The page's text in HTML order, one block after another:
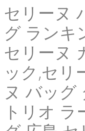
セリーヌ
グ ランキ
セリーヌ
ック,セリ
ヌ バッグ
トリオ